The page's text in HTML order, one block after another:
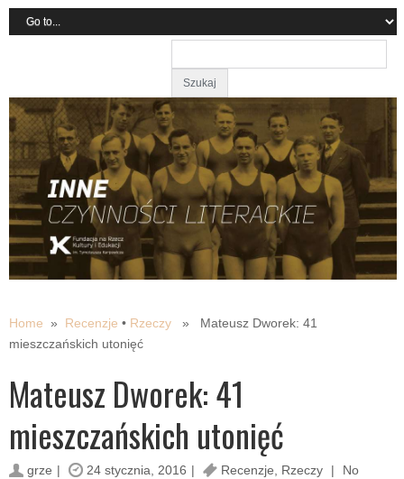
Home » Recenzje • Rzeczy» Mateusz Dworek: 41
mieszczańskich utonięć
Mateusz Dworek: 41
mieszczańskich utonięć
grze 24 stycznia, 2016 Recenzje Rzeczy
No